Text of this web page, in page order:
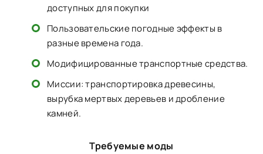
доступных для покупки
Пользовательские погодные эффекты в
разные времена года.
Модифицированные транспортные средства.
Миссии: транспортировка древесины,
вырубка мертвых деревьев и дробление
камней.
Требуемые моды